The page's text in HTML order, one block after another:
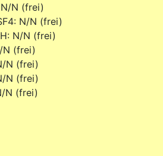
(frei)
(frei)